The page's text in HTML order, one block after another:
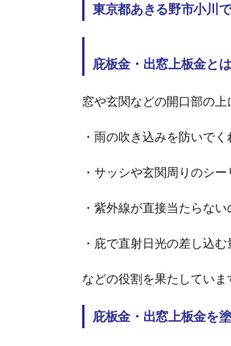
東京都あきる野市小川
庇板金・出窓上板金と
窓や玄関などの開口部の上
・雨の吹き込みを防いでく
・サッシや玄関周りのシ
・紫外線が直接当たらな
・庇で直射日光の差し込
などの役割を果たしていま
庇板金・出窓上板金を